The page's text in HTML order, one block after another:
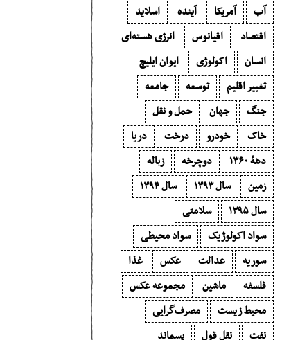
آب آمریکا آینده
اسلاید
اقتصاد
اقیانوس
انرژی هسته‌ای
انسان
اکولوژی
ایوان ایلیچ
تغییر اقلیم
توسعه
جامعه
جنگ
جهان
حمل و نقل
خاک
خودرو درخت
دریا
دههٔ ۱‍۳۶۰
دوچرخه
زباله
زمین
سال ۱۳۹۳
سال ۱۳۹۴
سال ۱۳۹۵
سلامتی
سواد اکولوژیک
سواد محیطی
سوریه
عدالت عکس
غذا
فلسفه
ماشین
مجموعه عکس
محیط زیست
مصرف‌گرایی‬
نفت
نقل قول
پسماند